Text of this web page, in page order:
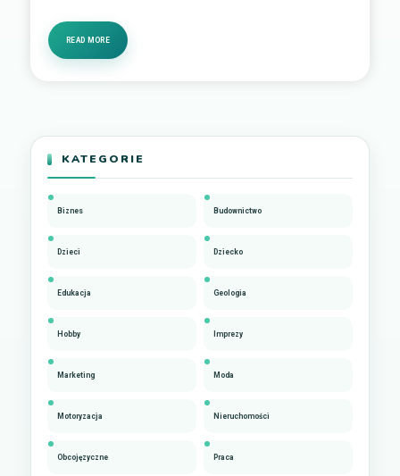
READ MORE
KATEGORIE
Biznes Budownictwo
Dzieci Dziecko
Edukacja Geologia
Hobby Imprezy
Marketing Moda
Motoryzacja Nieruchomości
Obcojęzyczne Praca